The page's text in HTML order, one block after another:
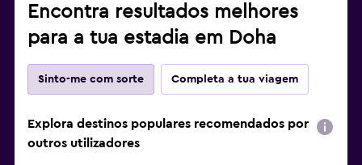
Encontra resultados melhores
para a tua estadia em Doha
Sinto-me com sorte Completa a tua viagem
Explora destinos populares recomendados por
outros utilizadores